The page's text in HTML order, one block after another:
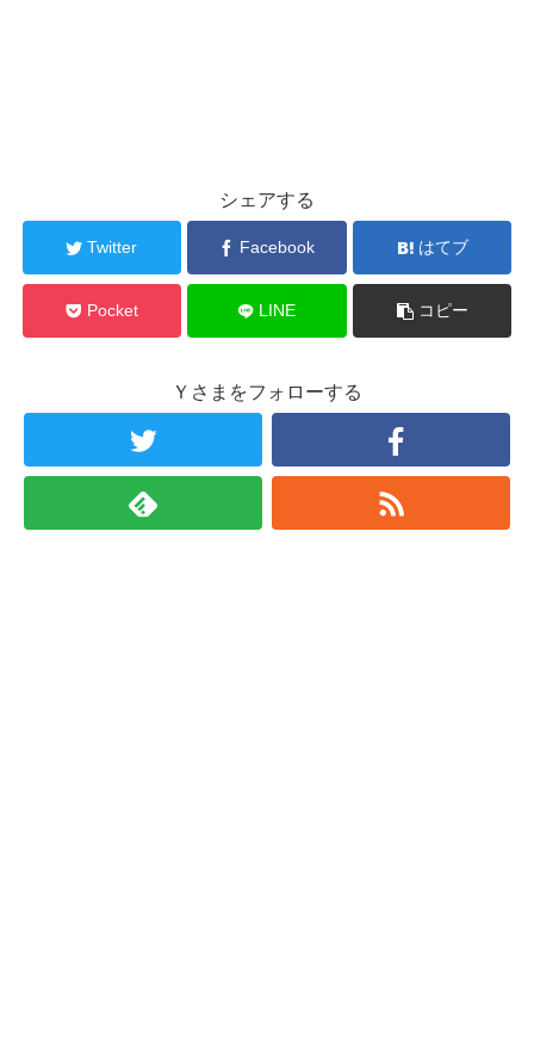
シェアする
Twitter Facebook はてブ
Pocket LINE コピー
Ｙさまをフォローする